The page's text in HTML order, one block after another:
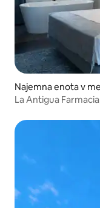
Najemna enota v
La Antigua